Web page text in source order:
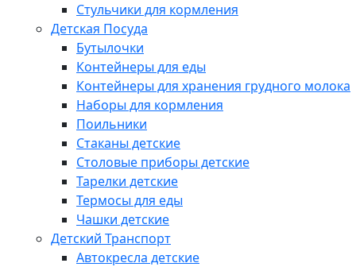
Стульчики для кормления
Детская Посуда
Бутылочки
Контейнеры для еды
Контейнеры для хранения грудного молока
Наборы для кормления
Поильники
Стаканы детские
Столовые приборы детские
Тарелки детские
Термосы для еды
Чашки детские
Детский Транспорт
Автокресла детские